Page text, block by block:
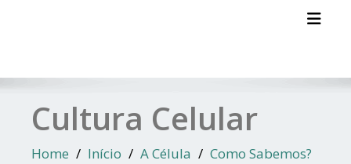
Cultura Celular
Home Início A Célula
Como Sabemos?